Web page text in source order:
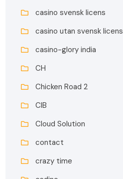
casino svensk licens
casino utan svensk licens
casino-glory india
CH
Chicken Road 2
CIB
Cloud Solution
contact
crazy time